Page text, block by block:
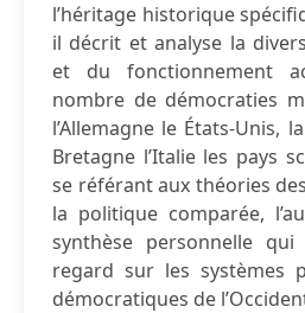
l’héritage historique
il décrit et analyse la
et du fonctionnement
nombre de démocraties
l’Allemagne le États-Unis,
Bretagne l’Italie les pays
se référant aux théories
la politique comparée,
synthèse personnelle
regard sur les systèmes
démocratiques de